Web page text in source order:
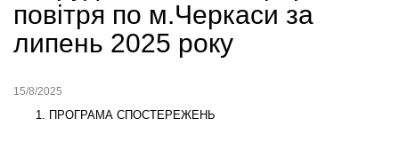
повітря по м.Черкаси за
липень 2025 року
15/8/2025
ПРОГРАМА СПОСТЕРЕЖЕНЬ